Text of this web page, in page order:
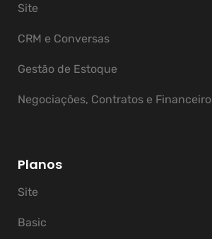
Site
CRM e Conversas
Gestão de Estoque
Negociações, Contratos e Financeiro
Planos
Site
Basic